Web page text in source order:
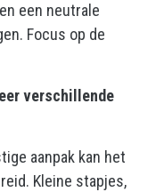
een neutrale
Focus op de
verschillende
aanpak kan het
Kleine stapjes,